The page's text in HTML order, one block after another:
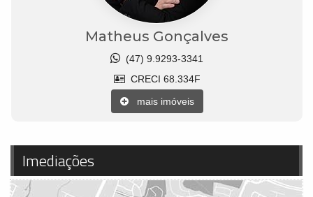
Matheus Gonçalves
(47) 9.9293-3341
CRECI 68.334F
mais imóveis
Imediações